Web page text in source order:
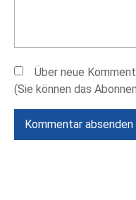
Über neue
(Sie können das
Kommentar absenden